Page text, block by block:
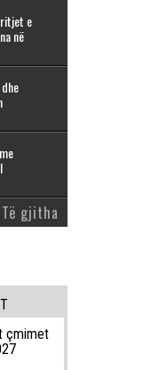
e
në
Të gjitha
çmimet